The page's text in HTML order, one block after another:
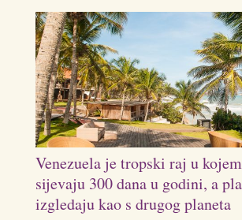
Venezuela je tropski raj u
sijevaju 300 dana u godini, a
izgledaju kao s drugog planeta